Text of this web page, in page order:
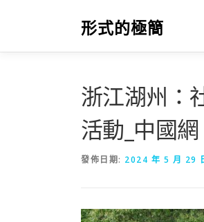
要
形式的極簡
浙江湖州：
活動_中國網
發佈日期: 2024 年 5 月 29